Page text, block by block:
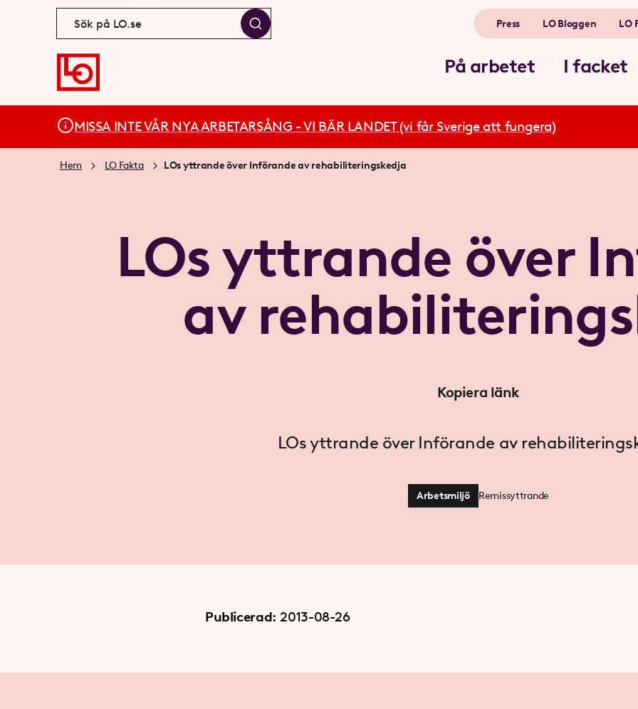
På arbetet I facket
Press LO Bloggen LO
MISSA INTE VÅR NYA ARBETARSÅNG - VI BÄR LANDET (vi får Sverige att fungera)
Hem LO Fakta LOs yttrande över Införande av rehabiliteringskedja
LOs yttrande över
av
Kopiera länk
LOs yttrande över Införande av
Arbetsmiljö Remissyttrande
Publicerad: 2013-08-26